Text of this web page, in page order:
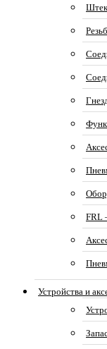
FRL
Устройства и